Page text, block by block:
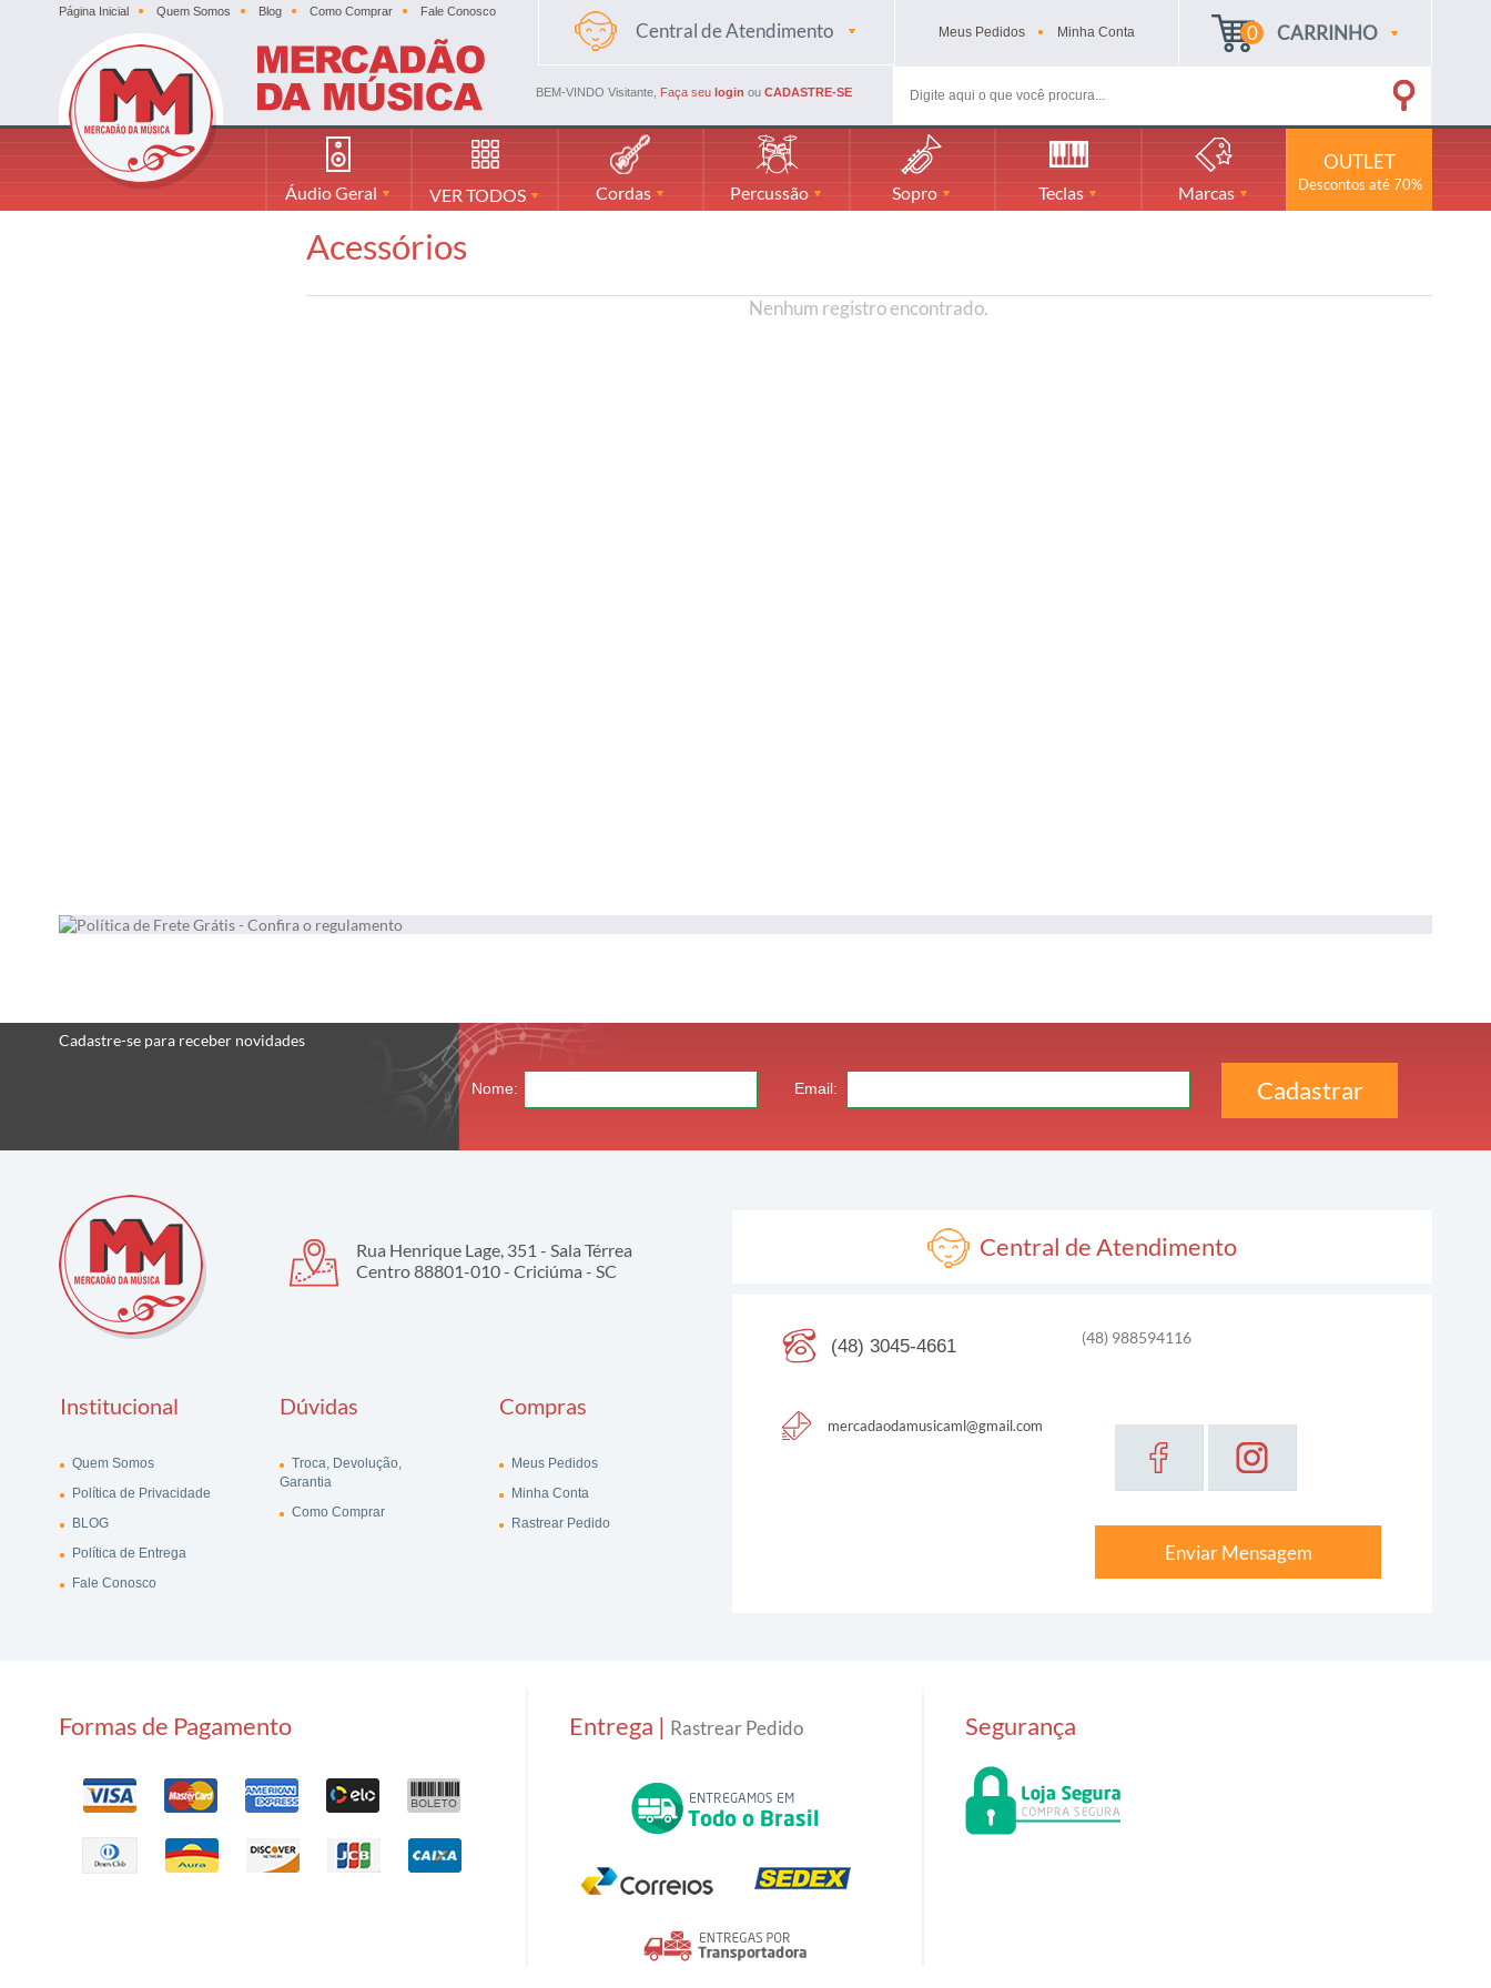
Página Inicial Quem Somos Blog Como Comprar Fale Conosco
0 CARRINHO
Meus Pedidos Minha Conta
Central de Atendimento
(48) 988594116
BEM-VINDO Visitante, Faça seu login ou CADASTRE-SE
Áudio Geral VER TODOS Cordas Percussão Sopro Teclas Marcas
OUTLET
Descontos até 70%
Acessórios
Nenhum registro encontrado.
Cadastre-se para receber novidades
Nome: Email:
Rua Henrique Lage, 351 - Sala Térrea
Centro 88801-010 - Criciúma - SC
Institucional
Quem Somos
Política de Privacidade
BLOG
Política de Entrega
Fale Conosco
Dúvidas
Troca, Devolução,
Garantia
Como Comprar
Compras
Meus Pedidos
Minha Conta
Rastrear Pedido
Central de Atendimento
(48) 3045-4661 (48) 988594116
mercadaodamusicaml@gmail.com
Enviar Mensagem
Formas de Pagamento Entrega | Rastrear Pedido Segurança